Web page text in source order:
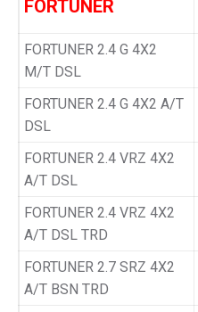
FORTUNER
FORTUNER 2.4 G 4X2
M/T DSL
FORTUNER 2.4 G 4X2 A/T
DSL
FORTUNER 2.4 VRZ 4X2
A/T DSL
FORTUNER 2.4 VRZ 4X2
A/T DSL TRD
FORTUNER 2.7 SRZ 4X2
A/T BSN TRD